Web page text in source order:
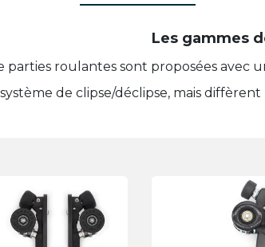
Les gammes
parties roulantes sont proposées avec
de clipse/déclipse, mais